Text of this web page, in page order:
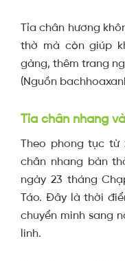
Tỉa chân hương
thờ mà còn giúp
gàng, thêm trang
(Nguồn
Tỉa chân nhang
Theo phong tục từ
chân nhang bàn
ngày 23 tháng
Táo. Đây là thời
chuyển mình sang
linh.